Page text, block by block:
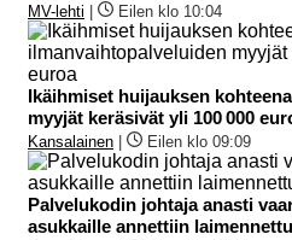
MV-lehti Eilen klo 10:04
Ikäihmiset huijauksen
myyjät keräsivät yli 100 000
Kansalainen Eilen klo 09:09
Palvelukodin johtaja anasti
asukkaille annettiin